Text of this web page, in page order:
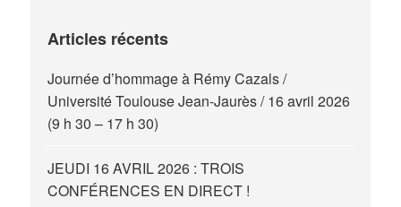
Articles récents
Journée d’hommage à Rémy Cazals /
Université Toulouse Jean-Jaurès / 16 avril 2026
(9 h 30 – 17 h 30)
JEUDI 16 AVRIL 2026 : TROIS
CONFÉRENCES EN DIRECT !